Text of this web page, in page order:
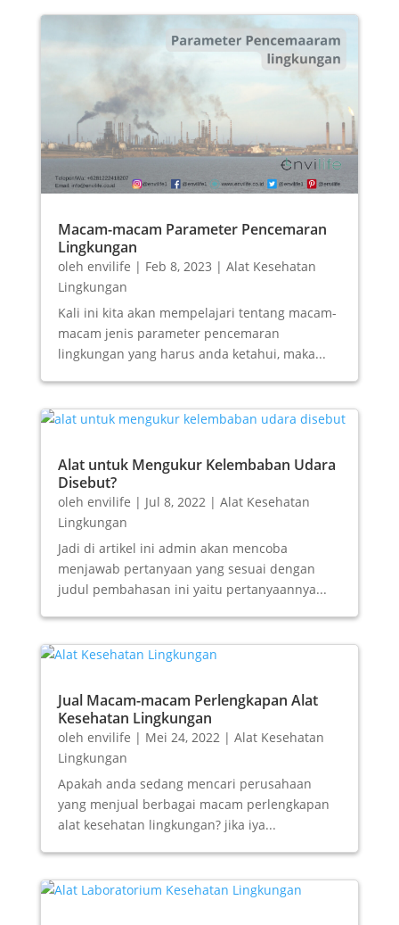
Macam-macam Parameter Pencemaran
Lingkungan
oleh envilife | Feb 8, 2023 | Alat Kesehatan
Lingkungan
Kali ini kita akan mempelajari tentang macam-
macam jenis parameter pencemaran
lingkungan yang harus anda ketahui, maka...
Alat untuk Mengukur Kelembaban Udara
Disebut?
oleh envilife | Jul 8, 2022| Alat Kesehatan
Lingkungan
Jadi di artikel ini admin akan mencoba
menjawab pertanyaan yang sesuai dengan
judul pembahasan ini yaitu pertanyaannya...
Jual Macam-macam Perlengkapan Alat
Kesehatan Lingkungan
oleh envilife | Mei 24, 2022| Alat Kesehatan
Lingkungan
Apakah anda sedang mencari perusahaan
yang menjual berbagai macam perlengkapan
alat kesehatan lingkungan? jika iya...